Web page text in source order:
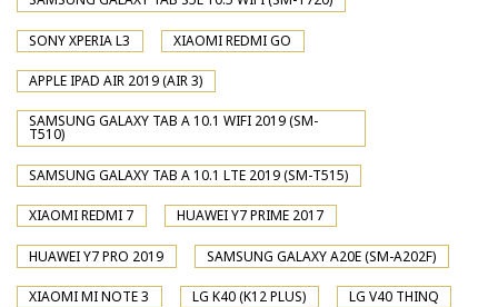
SONY XPERIA L3 XIAOMI REDMI GO
APPLE IPAD AIR 2019 (AIR 3)
SAMSUNG GALAXY TAB A 10.1 WIFI 2019 (SM-
T510)
SAMSUNG GALAXY TAB A 10.1 LTE 2019 (SM-T515)
XIAOMI REDMI 7 HUAWEI Y7 PRIME 2017
HUAWEI Y7 PRO 2019 SAMSUNG GALAXY A20E (SM-A202F)
XIAOMI MI NOTE 3 LG K40 (K12 PLUS) LG V40 THINQ